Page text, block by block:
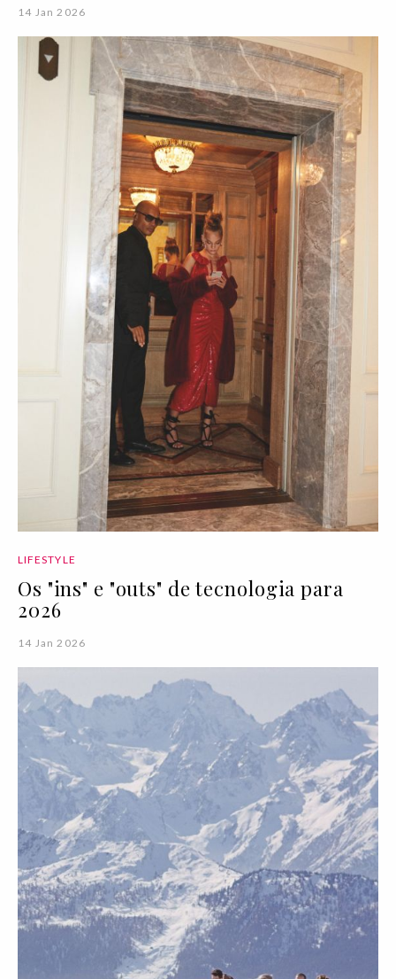
14 Jan 2026
LIFESTYLE
Os "ins" e "outs" de tecnologia para
2026
14 Jan 2026